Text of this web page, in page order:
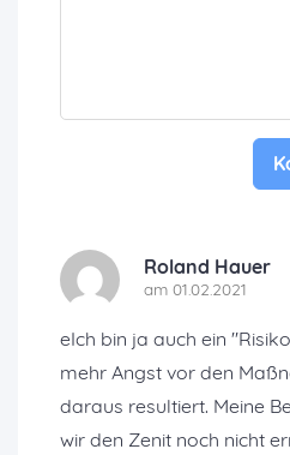
Roland Hauer
am 01.02.2021
eIch bin ja auch ein
mehr Angst vor den
daraus resultiert. Meine
wir den Zenit noch nicht